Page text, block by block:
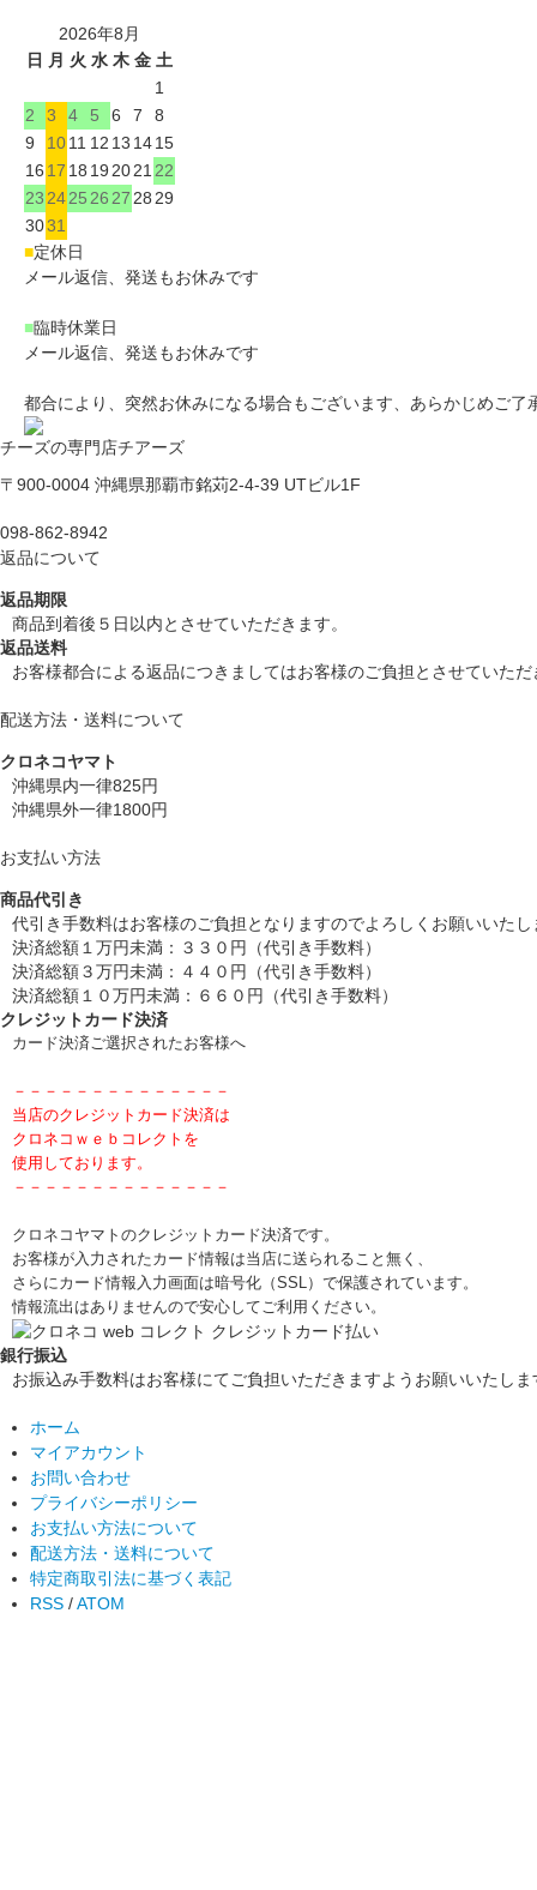
2026年8月
日
月 火 水 木 金 土
1
2
3 4 5 6 7
8
9
10 11 12 13 14 15
16 17 18 19 20 21 22
23 24 25 26 27 28 29
3031
■定休日
メール返信、発送もお休みです
■臨時休業日
メール返信、発送もお休みです
都合により、突然お休みになる場合もございます、あらかじめご了
チーズの専門店チアーズ
〒900-0004 沖縄県那覇市銘苅2-4-39 UTビル1F
098-862-8942
返品について
返品期限
商品到着後５日以内とさせていただきます。
返品送料
お客様都合による返品につきましてはお客様のご負担とさせていた
配送方法・送料について
クロネコヤマト
沖縄県内一律825円
沖縄県外一律1800円
お支払い方法
商品代引き
代引き手数料はお客様のご負担となりますのでよろしくお願いいたし
決済総額１万円未満：３３０円（代引き手数料）
決済総額３万円未満：４４０円（代引き手数料）
決済総額１０万円未満：６６０円（代引き手数料）
クレジットカード決済
カード決済ご選択されたお客様へ
－－－－－－－－－－－－－－
当店のクレジットカード決済は
クロネコｗｅｂコレクトを
使用しております。
－－－－－－－－－－－－－－
クロネコヤマトのクレジットカード決済です。
お客様が入力されたカード情報は当店に送られること無く、
さらにカード情報入力画面は暗号化（SSL）で保護されています。
情報流出はありませんので安心してご利用ください。
銀行振込
お振込み手数料はお客様にてご負担いただきますようお願いいたしま
ホーム
マイアカウント
お問い合わせ
プライバシーポリシー
お支払い方法について
配送方法・送料について
特定商取引法に基づく表記
RSS /ATOM